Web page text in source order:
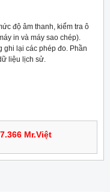
độ âm thanh, kiểm tra ô
in và máy sao chép).
ghi lại các phép đo. Phần
liệu lịch sử.
Mr.Việt